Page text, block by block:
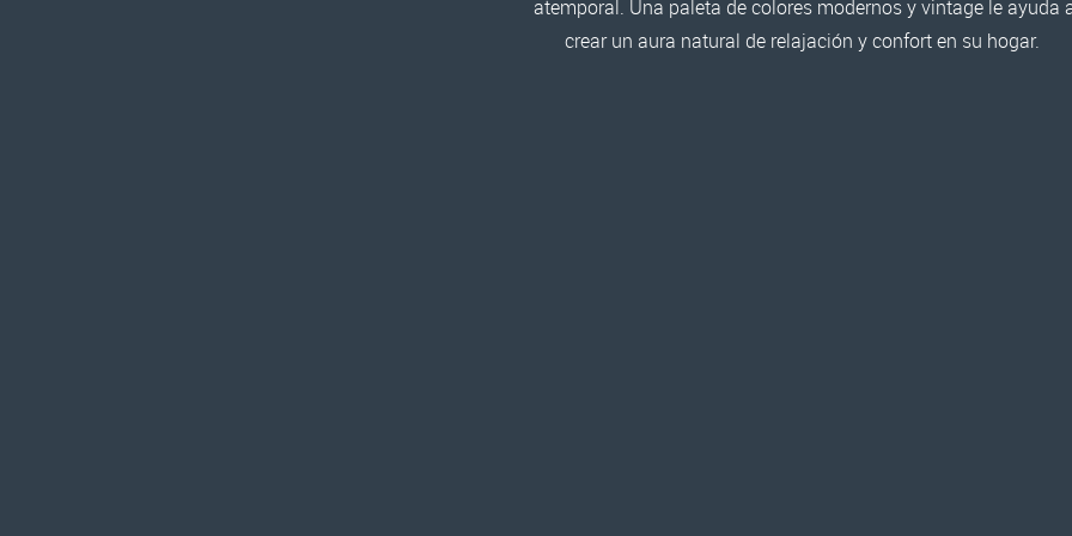
atemporal. Una paleta de colores modernos y vintage le ayuda
crear un aura natural de relajación y confort en su hogar.